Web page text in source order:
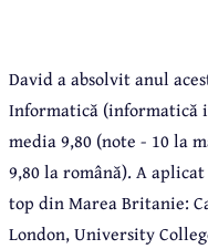
David a absolvit anul
Informatică (informatică
media 9,80 (note - 10 la
9,80 la română). A
top din Marea Britanie:
London, University